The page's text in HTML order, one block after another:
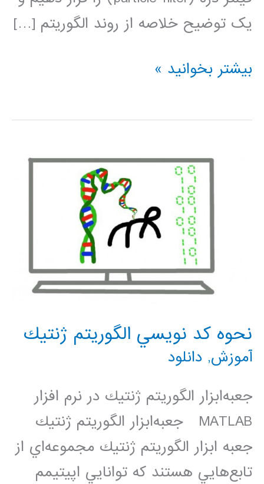
یک توضیح خلاصه از روند الگوریتم […]
Particle
(فیلتر
بیشتر بخوانید »
نحوه كد نويسي الگوريتم ژنتيك
آموزش, دانلود
جعبه‌ابزار الگوريتم ژنتيك در نرم افزار
MATLAB جعبه‌ابزار الگوريتم ژنتيك
جعبه‌ ابزار الگوريتم ژنتيك مجموعه‌اي از
تابع‌هايي هستند كه توانايي اپيتيمم